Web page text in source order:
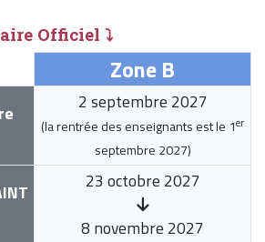
Officiel ⤵
Zone B
2 septembre 2027
(la rentrée des enseignants est le 1er
septembre 2027)
23 octobre 2027
8 novembre 2027